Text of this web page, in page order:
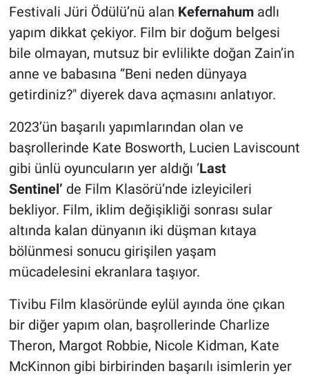
Festivali Jüri Ödülü’nü alan Kefernahum adlı
yapım dikkat çekiyor. Film bir doğum belgesi
bile olmayan, mutsuz bir evlilikte doğan Zain’in
anne ve babasına “Beni neden dünyaya
getirdiniz?" diyerek dava açmasını anlatıyor.
2023’ün başarılı yapımlarından olan ve
başrollerinde Kate Bosworth, Lucien Laviscount
gibi ünlü oyuncuların yer aldığı ‘Last
Sentinel’ de Film Klasörü’nde izleyicileri
bekliyor. Film, iklim değişikliği sonrası sular
altında kalan dünyanın iki düşman kıtaya
bölünmesi sonucu girişilen yaşam
mücadelesini ekranlara taşıyor.
Tivibu Film klasöründe eylül ayında öne çıkan
bir diğer yapım olan, başrollerinde Charlize
Theron, Margot Robbie, Nicole Kidman, Kate
McKinnon gibi birbirinden başarılı isimlerin yer